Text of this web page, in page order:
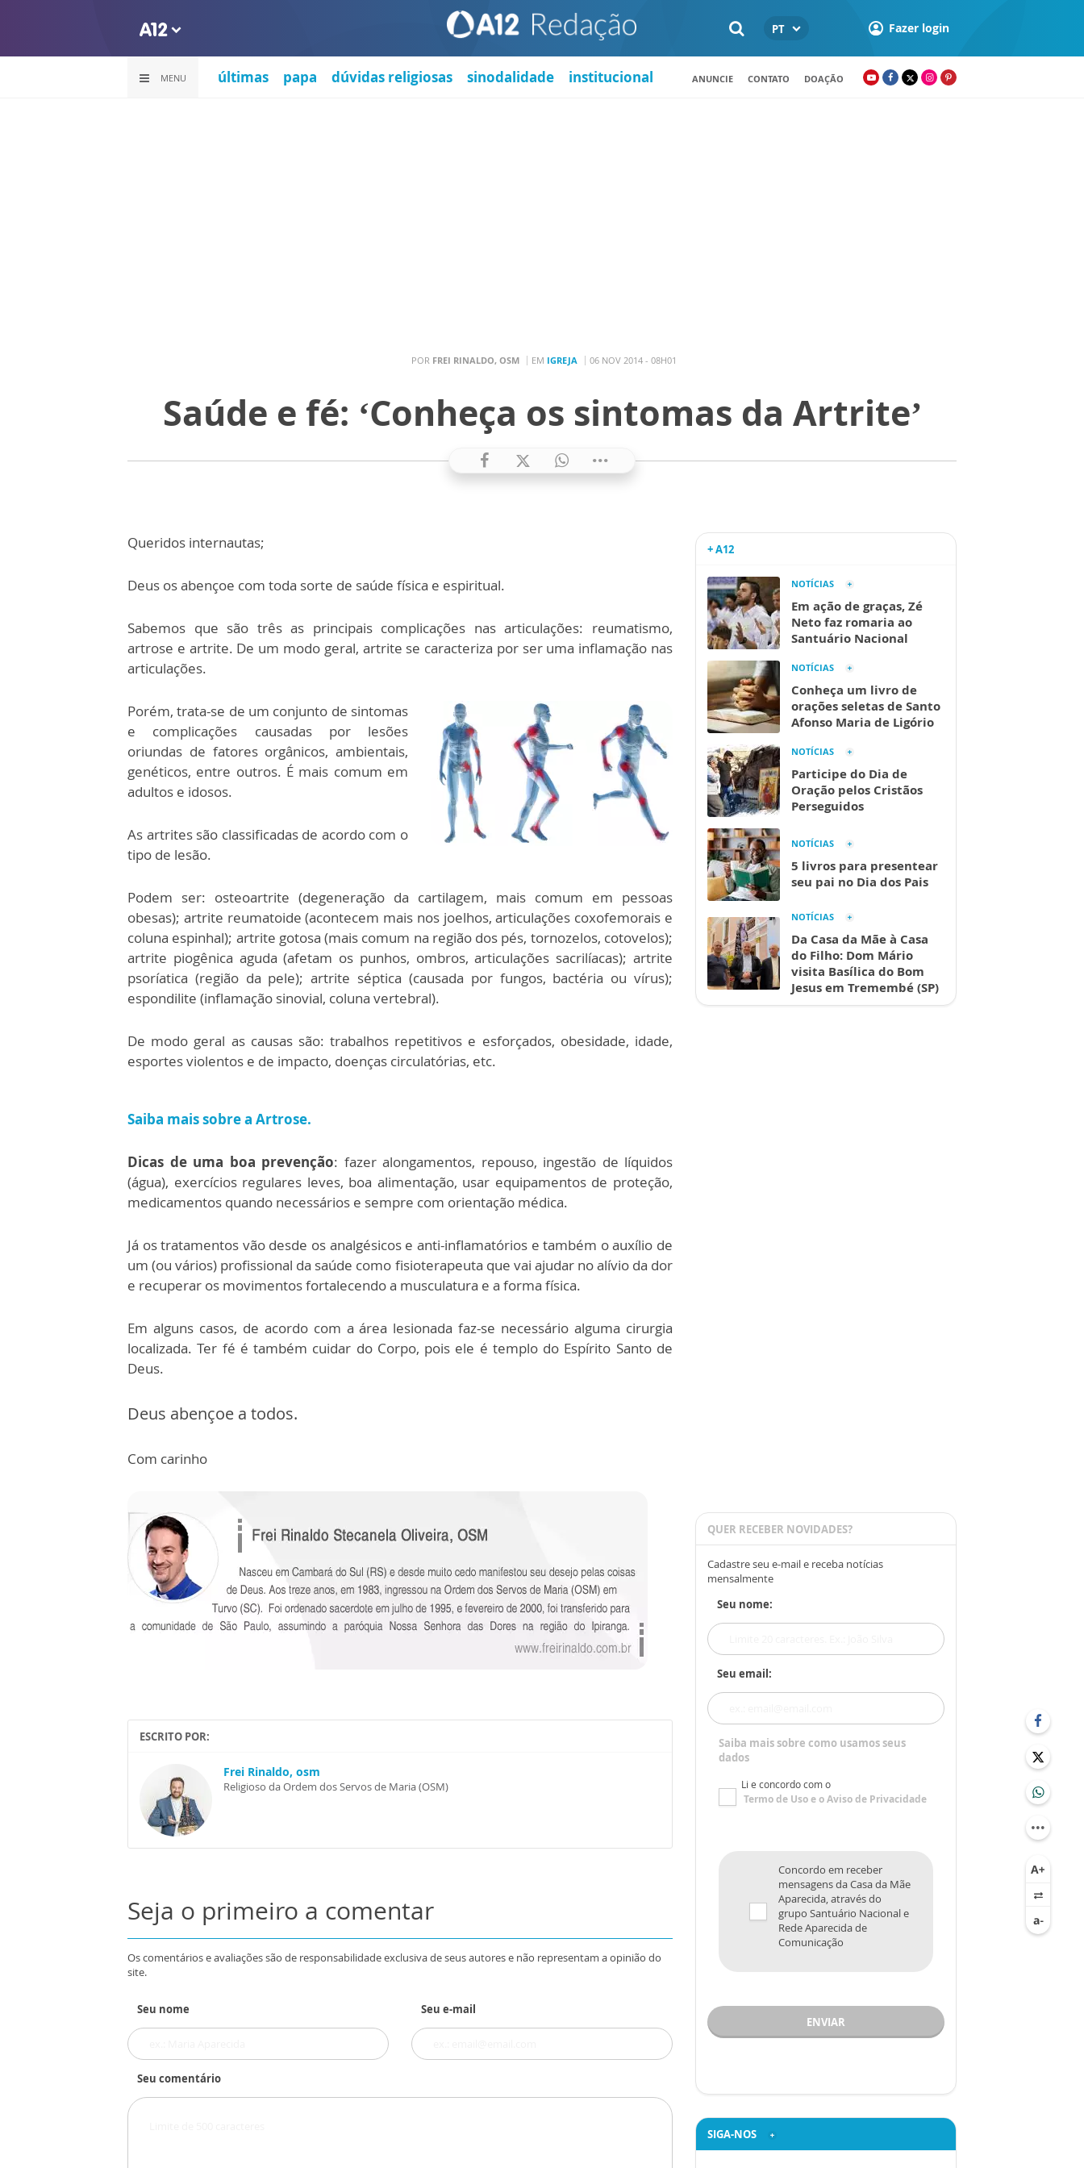
PT Fazer login
MENU últimas papa dúvidas religiosas sinodalidade institucional ANUNCIE CONTATO DOAÇÃO
POR FREI RINALDO, OSM EM IGREJA 06 NOV 2014 - 08H01
Saúde e fé: ‘Conheça os sintomas da Artrite’
Queridos internautas;
Deus os abençoe com toda sorte de saúde física e espiritual.
Sabemos que são três as principais complicações nas articulações: reumatismo,
artrose e artrite. De um modo geral, artrite se caracteriza por ser uma inflamação nas
articulações.
Porém, trata-se de um conjunto de sintomas
e complicações causadas por lesões
oriundas de fatores orgânicos, ambientais,
genéticos, entre outros. É mais comum em
adultos e idosos.
As artrites são classificadas de acordo com o
tipo de lesão.
Podem ser: osteoartrite (degeneração da cartilagem, mais comum em pessoas
obesas); artrite reumatoide (acontecem mais nos joelhos, articulações coxofemorais e
coluna espinhal); artrite gotosa (mais comum na região dos pés, tornozelos, cotovelos);
artrite piogênica aguda (afetam os punhos, ombros, articulações sacrilíacas); artrite
psoríatica (região da pele); artrite séptica (causada por fungos, bactéria ou vírus);
espondilite (inflamação sinovial, coluna vertebral).
De modo geral as causas são: trabalhos repetitivos e esforçados, obesidade, idade,
esportes violentos e de impacto, doenças circulatórias, etc.
Saiba mais sobre a Artrose.
Dicas de uma boa prevenção: fazer alongamentos, repouso, ingestão de líquidos
(água), exercícios regulares leves, boa alimentação, usar equipamentos de proteção,
medicamentos quando necessários e sempre com orientação médica.
Já os tratamentos vão desde os analgésicos e anti-inflamatórios e também o auxílio de
um (ou vários) profissional da saúde como fisioterapeuta que vai ajudar no alívio da dor
e recuperar os movimentos fortalecendo a musculatura e a forma física.
Em alguns casos, de acordo com a área lesionada faz-se necessário alguma cirurgia
localizada. Ter fé é também cuidar do Corpo, pois ele é templo do Espírito Santo de
Deus.
Deus abençoe a todos.
Com carinho
ESCRITO POR:
Frei Rinaldo, osm
Religioso da Ordem dos Servos de Maria (OSM)
Seja o primeiro a comentar
Os comentários e avaliações são de responsabilidade exclusiva de seus autores e não representam a opinião do
site.
Seu nome Seu e-mail
Seu comentário
+ A12
NOTÍCIAS
Em ação de graças, Zé
Neto faz romaria ao
Santuário Nacional
NOTÍCIAS
Conheça um livro de
orações seletas de Santo
Afonso Maria de Ligório
NOTÍCIAS
Participe do Dia de
Oração pelos Cristãos
Perseguidos
NOTÍCIAS
5 livros para presentear
seu pai no Dia dos Pais
NOTÍCIAS
Da Casa da Mãe à Casa
do Filho: Dom Mário
visita Basílica do Bom
Jesus em Tremembé (SP)
QUER RECEBER NOVIDADES?
Cadastre seu e-mail e receba notícias
mensalmente
Seu nome:
Seu email:
Saiba mais sobre como usamos seus
dados
Li e concordo com o
Termo de Usoe oAviso de Privacidade
Concordo em receber
mensagens da Casa da Mãe
Aparecida, através do
grupo Santuário Nacional e
Rede Aparecida de
Comunicação
ENVIAR
SIGA-NOS